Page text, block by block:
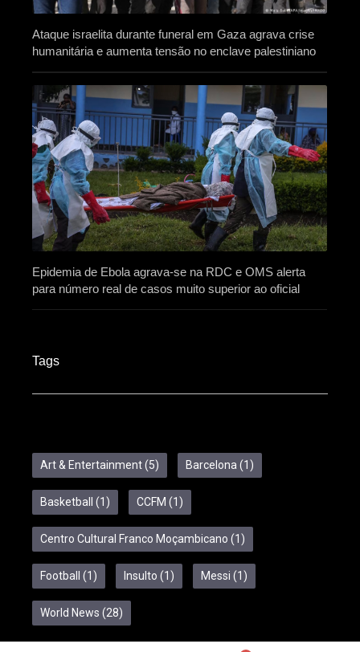
Ataque israelita durante funeral em Gaza agrava crise
humanitária e aumenta tensão no enclave palestiniano
Epidemia de Ebola agrava-se na RDC e OMS alerta
para número real de casos muito superior ao oficial
Tags
Art & Entertainment(5) Barcelona (1)
Basketball (1) CCFM (1)
Centro Cultural Franco Moçambicano (1)
Football (1) Insulto (1) Messi (1)
World News (28)